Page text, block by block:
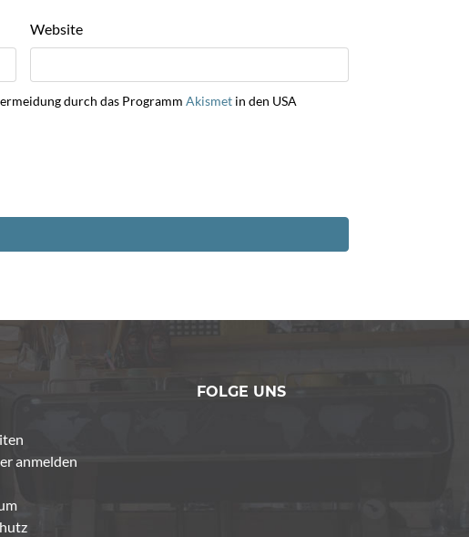
Website
durch das Programm Akismet in den USA
anmelden
FOLGE UNS